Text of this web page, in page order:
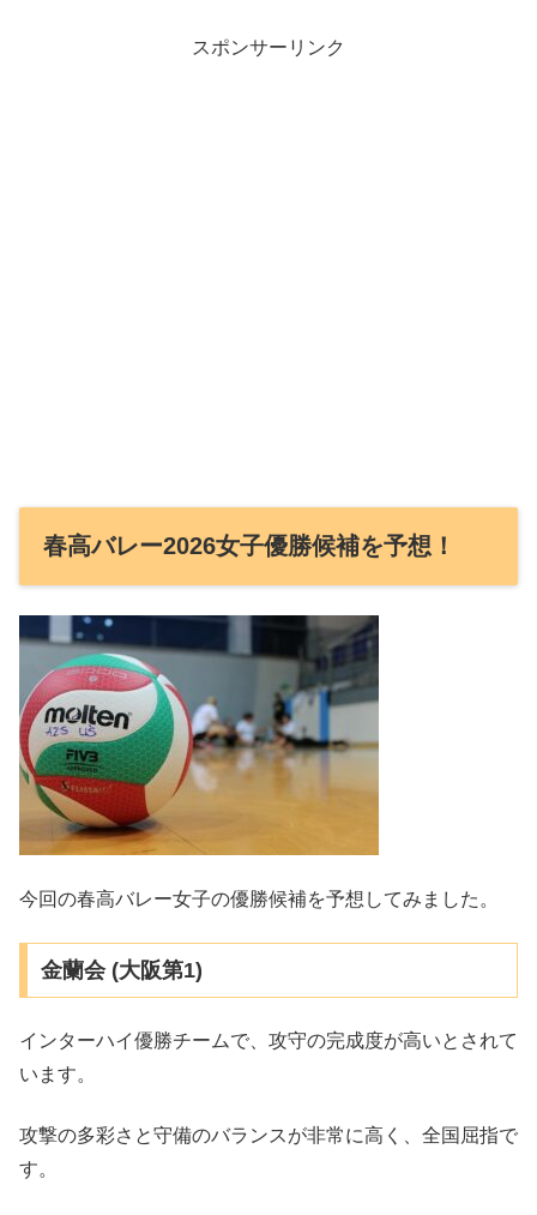
スポンサーリンク
春高バレー2026女子優勝候補を予想！
今回の春高バレー女子の優勝候補を予想してみました。
金蘭会 (大阪第1)
インターハイ優勝チームで、攻守の完成度が高いとされて
います。
攻撃の多彩さと守備のバランスが非常に高く、全国屈指で
す。